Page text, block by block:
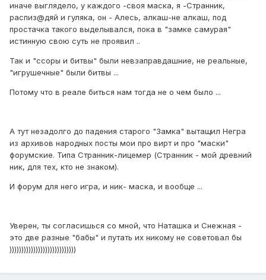
иначе выглядело, у каждого -своя маска, я -Странник,
распиз@дяй и гуляка, он - Алесь, алкаш-не алкаш, под
простачка такого выделывался, пока в "замке самурая"
истинную свою суть не проявил ..
Так и "ссоры и битвы" были невзаправдашние, не реальные,
"игрушечные" были битвы ...
Потому что в реале биться нам тогда не о чем было ...
А тут незадолго до падения старого "Замка" вытащил Негра
из архивов народных посты мои про вирт и про "маски"
форумские. Типа Странник-лицемер (Странник - мой древний
ник, для тех, кто не знаком).
И форум для него игра, и ник- маска, и вообще ...
Уверен, ты согласишься со мной, что Наташка и Снежная -
это две разные "бабы" и путать их никому не советовал бы
))))))))))))))))))))))))))))